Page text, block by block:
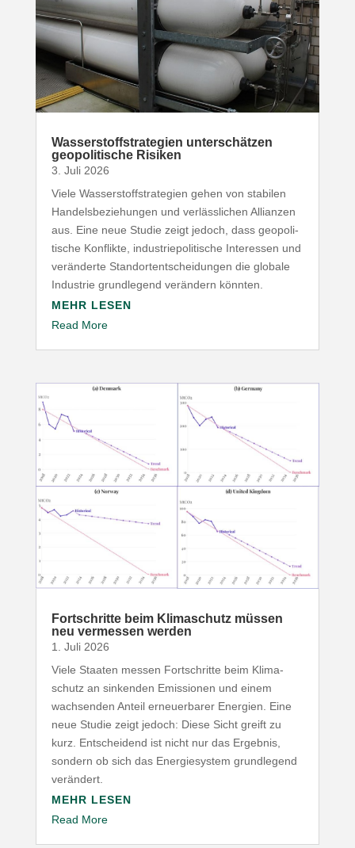
Wasser­stoff­stra­tegien unter­schätzen
geopo­li­tische Risiken
3. Juli 2026
Viele Wasser­stoff­stra­tegien gehen von stabilen
Handels­be­zie­hungen und verläss­lichen Allianzen
aus. Eine neue Studie zeigt jedoch, dass geopo­li­
tische Konflikte, indus­trie­po­li­tische Inter­essen und
verän­derte Stand­ort­ent­schei­dungen die globale
Industrie grund­legend verändern könnten.
MEHR LESEN
Read More
Fort­schritte beim Klima­schutz müssen
neu vermessen werden
1. Juli 2026
Viele Staaten messen Fort­schritte beim Klima­
schutz an sinkenden Emis­sionen und einem
wach­senden Anteil erneu­er­barer Energien. Eine
neue Studie zeigt jedoch: Diese Sicht greift zu
kurz. Entscheidend ist nicht nur das Ergebnis,
sondern ob sich das Ener­gie­system grund­legend
verändert.
MEHR LESEN
Read More